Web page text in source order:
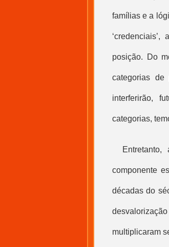
famílias e a
‘credenciais’,
posição. Do
categorias
interferirão,
categorias,
componente
décadas do
multiplicaram